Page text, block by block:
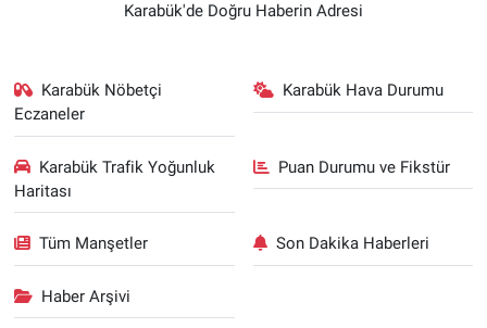
Karabük'de Doğru Haberin Adresi
Karabük Nöbetçi
Eczaneler
Karabük Hava Durumu
Karabük Trafik Yoğunluk
Haritası
Puan Durumu ve Fikstür
Tüm Manşetler Son Dakika Haberleri
Haber Arşivi